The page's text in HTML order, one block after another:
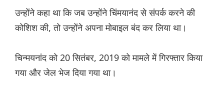
उन्होंने कहा था कि जब उन्होंने चिंमयानंद से संपर्क करने की
कोशिश की, तो उन्होंने अपना मोबाइल बंद कर लिया था।
चिन्मयनांद को 20 सितंबर, 2019 को मामले में गिरफ्तार किया
गया और जेल भेज दिया गया था।